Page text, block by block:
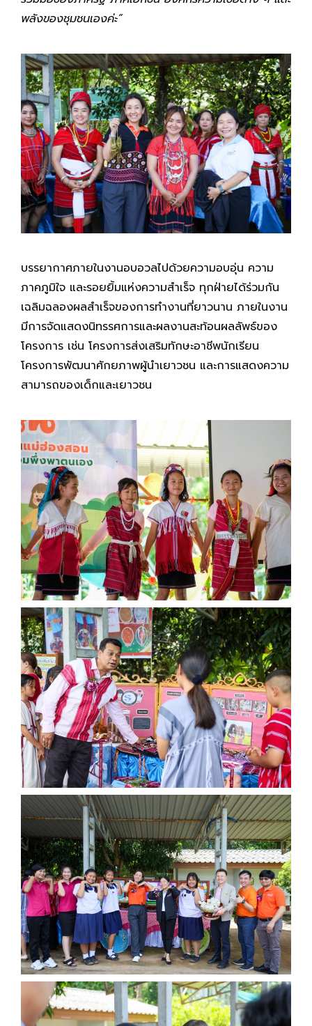
พลังของชุมชนเองค่ะ”
บรรยากาศภายในงานอบอวลไปด้วยความอบอุ่น ความ
ภาคภูมิใจ และรอยยิ้มแห่งความสำเร็จ ทุกฝ่ายได้ร่วมกัน
เฉลิมฉลองผลสำเร็จของการทำงานที่ยาวนาน ภายในงาน
มีการจัดแสดงนิทรรศการและผลงานสะท้อนผลลัพธ์ของ
โครงการ เช่น โครงการส่งเสริมทักษะอาชีพนักเรียน
โครงการพัฒนาศักยภาพผู้นำเยาวชน และการแสดงความ
สามารถของเด็กและเยาวชน